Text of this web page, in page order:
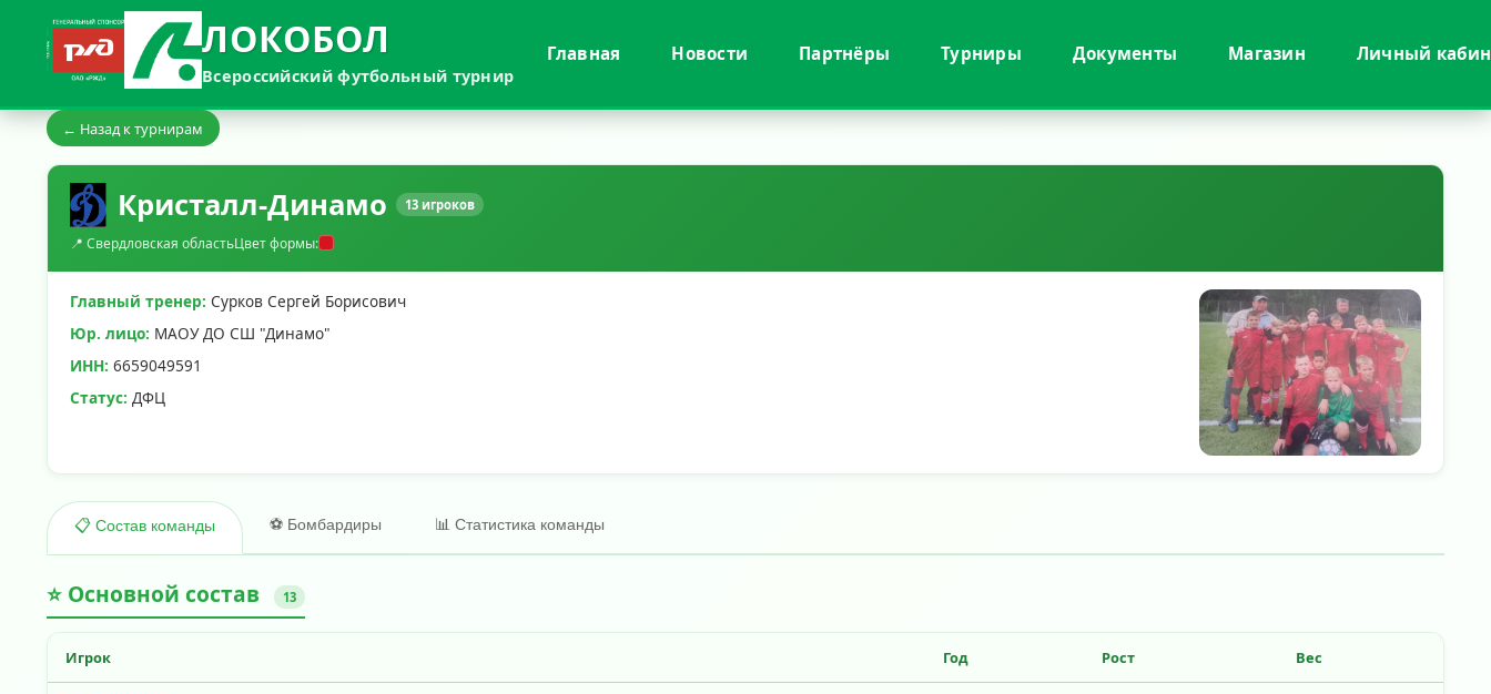
ЛОКОБОЛ
Всероссийский футбольный турнир
Главная Новости Партнёры Турниры Документы Магазин Личный
← Назад к турнирам
Кристалл-Динамо 13 игроков
📍 Свердловская областьЦвет формы:
Главный тренер: Сурков Сергей Борисович
Юр. лицо: МАОУ ДО СШ "Динамо"
ИНН: 6659049591
Статус: ДФЦ
📋 Состав команды ⚽ Бомбардиры 📊 Статистика команды
⭐ Основной состав 13
Игрок Год Рост Вес